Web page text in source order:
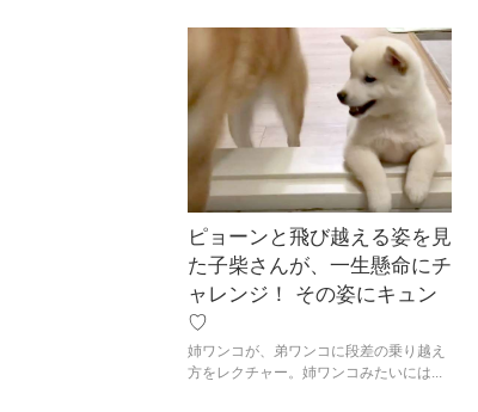
ピョーンと飛び越える姿を見
た子柴さんが、一生懸命にチ
ャレンジ！ その姿にキュン
♡
姉ワンコが、弟ワンコに段差の乗り越え
方をレクチャー。姉ワンコみたいには...